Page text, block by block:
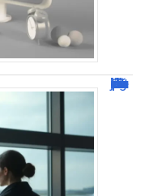
Combien de jour pour un décès d’un parent à l’étranger ?